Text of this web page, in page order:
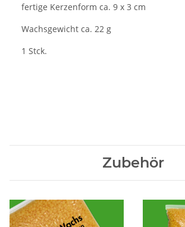
fertige Kerzenform ca. 9 x 3 cm
Wachsgewicht ca. 22 g
1 Stck.
Zubehör